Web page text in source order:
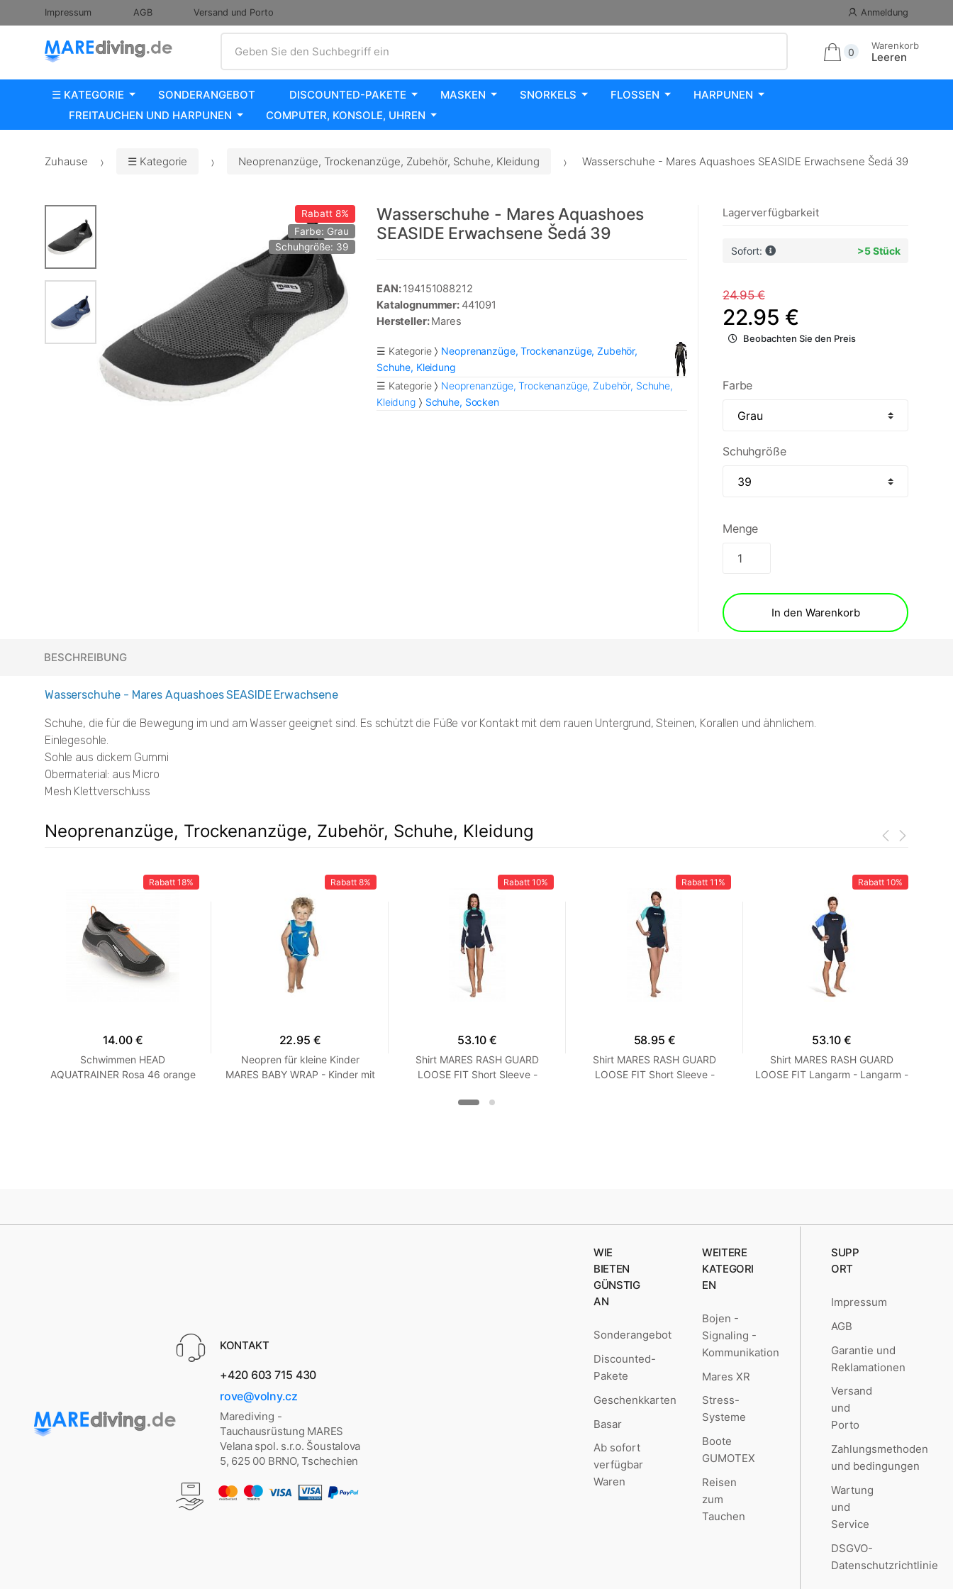
Impressum AGB Versand und Porto Anmeldung
Geben Sie den Suchbegriff ein
0
Warenkorb
Leeren
☰ KATEGORIE SONDERANGEBOT DISCOUNTED-PAKETE MASKEN SNORKELS FLOSSEN
HARPUNEN
FREITAUCHEN UND HARPUNEN
COMPUTER, KONSOLE, UHREN
Zuhause ☰ Kategorie Neoprenanzüge, Trockenanzüge, Zubehör, Schuhe, Kleidung Wasserschuhe - Mares Aquashoes SEASIDE Erwachsene Šedá 39
Rabatt8%
Farbe: Grau
Schuhgröße: 39
Wasserschuhe - Mares Aquashoes
SEASIDE Erwachsene Šedá 39
EAN:194151088212
Katalognummer: 441091
Hersteller:Mares
☰ Kategorie
Neoprenanzüge, Trockenanzüge, Zubehör,
Schuhe, Kleidung
☰ Kategorie
Neoprenanzüge, Trockenanzüge, Zubehör, Schuhe,
Kleidung
Schuhe, Socken
Lagerverfügbarkeit
Sofort: >5 Stück
24.95 €
22.95 €
Beobachten Sie den Preis
Farbe
Schuhgröße
Menge
In den Warenkorb
BESCHREIBUNG
Wasserschuhe - Mares Aquashoes SEASIDE Erwachsene
Schuhe, die für die Bewegung im und am Wasser geeignet sind. Es schützt die Füße vor Kontakt mit dem rauen Untergrund, Steinen, Korallen und ähnlichem.
Einlegesohle.
Sohle aus dickem Gummi
Obermaterial: aus Micro
Mesh Klettverschluss
Neoprenanzüge, Trockenanzüge, Zubehör, Schuhe, Kleidung
Rabatt 18%
14.00 €
Schwimmen HEAD
AQUATRAINER Rosa 46 orange
Rabatt 8%
22.95 €
Neopren für kleine Kinder
MARES BABY WRAP - Kinder mit
Rabatt 10%
53.10 €
Shirt MARES RASH GUARD
LOOSE FIT Short Sleeve -
XXS Turquoise
Rabatt 11%
58.95 €
Shirt MARES RASH GUARD
LOOSE FIT Short Sleeve -
Rabatt 10%
53.10 €
Shirt MARES RASH GUARD
LOOSE FIT Langarm - Langarm -
KONTAKT
+420 603 715 430
rove@volny.cz
Marediving -
Tauchausrüstung MARES
Velana spol. s.r.o. Šoustalova
5, 625 00 BRNO, Tschechien
WIE
BIETEN
GÜNSTIG
AN
Sonderangebot
Discounted-
Pakete
Geschenkkarten
Basar
Ab sofort
verfügbar
Waren
WEITERE
KATEGORI
EN
Bojen -
Signaling -
Kommunikation
Mares XR
Stress-
Systeme
Boote
GUMOTEX
Reisen
zum
Tauchen
SUPP
ORT
Impressum
AGB
Garantie und
Reklamationen
Versand
und
Porto
Zahlungsmethoden
und bedingungen
Wartung
und
Service
DSGVO-
Datenschutzrichtlinie